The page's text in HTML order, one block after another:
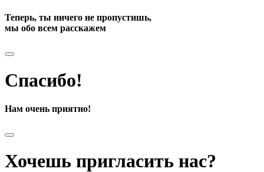
Теперь, ты ничего не пропустишь,
мы обо всем расскажем
Спасибо!
Нам очень приятно!
Хочешь пригласить нас?